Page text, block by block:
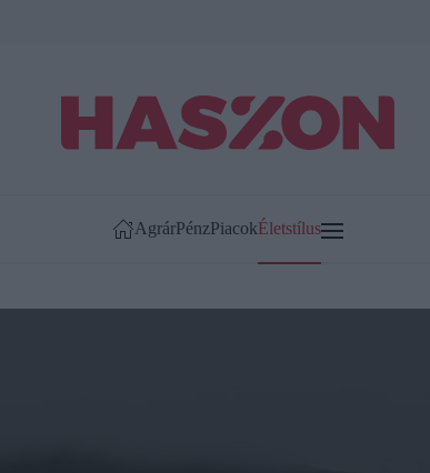
AgrárPénzPiacokÉletstílus